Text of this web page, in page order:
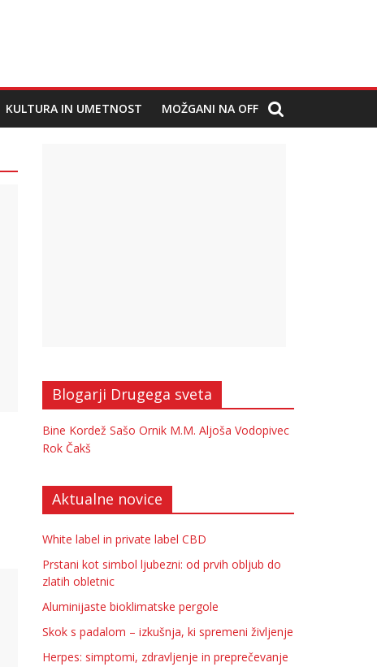
KULTURA IN UMETNOST MOŽGANI NA OFF
Blogarji Drugega sveta
Bine Kordež Sašo Ornik M.M. Aljoša Vodopivec
Rok Čakš
Aktualne novice
White label in private label CBD
Prstani kot simbol ljubezni: od prvih obljub do
zlatih obletnic
Aluminijaste bioklimatske pergole
Skok s padalom – izkušnja, ki spremeni življenje
Herpes: simptomi, zdravljenje in preprečevanje